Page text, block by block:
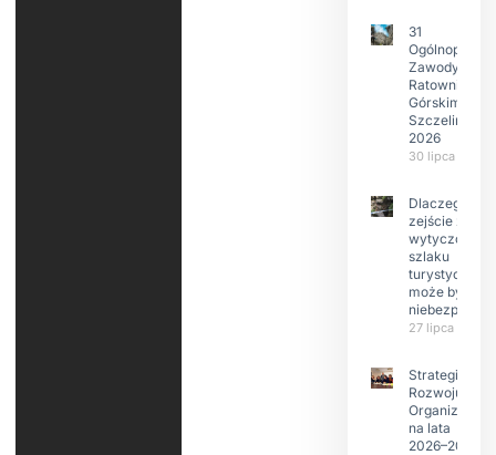
31
Ogólnopolskie
Zawody w
Ratownictwie
Górskim –
Szczeliniec
2026
30 lipca 2026
Dlaczego
zejście z
wytyczonego
szlaku
może być
27 lipca 2026
Strategia
Rozwoju
Organizacji
na lata
2026–2029